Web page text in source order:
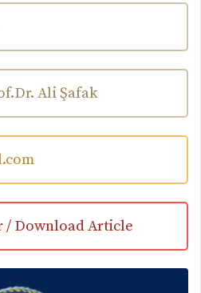
Ali Şafak
Download Article